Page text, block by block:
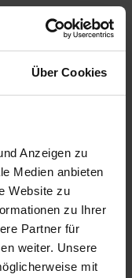
Über Cookies
Anzeigen zu
Medien anbieten
Website zu
zu Ihrer
Partner für
weiter. Unsere
mit